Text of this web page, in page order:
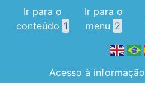
Ir para o
conteúdo 1
Ir para o
menu 2
Acesso à informação